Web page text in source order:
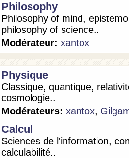
Philosophy
Philosophy of mind,
philosophy of science..
Modérateur: xantox
Physique
Classique, quantique,
cosmologie..
Modérateurs: xantox,
Calcul
Sciences de l'information,
calculabilité..